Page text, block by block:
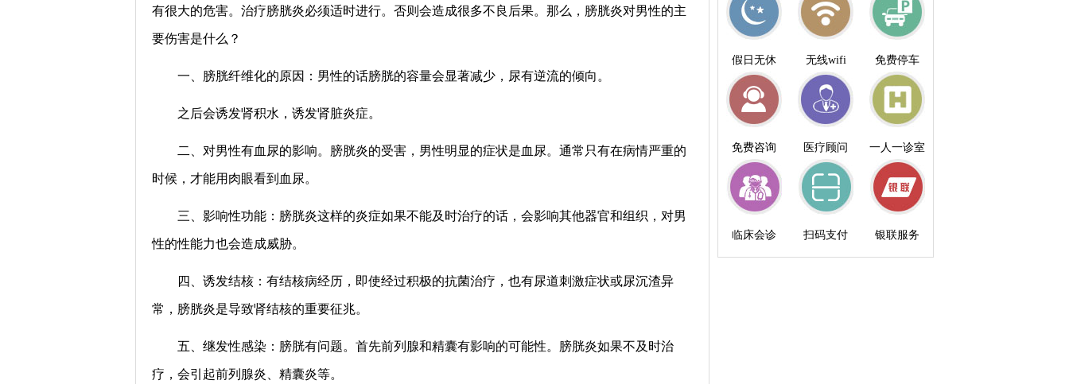
有很大的危害。治疗膀胱炎必须适时进行。否则会造成很多不良后果。那么，膀胱炎对男性的主
要伤害是什么？
一、膀胱纤维化的原因：男性的话膀胱的容量会显著减少，尿有逆流的倾向。
之后会诱发肾积水，诱发肾脏炎症。
二、对男性有血尿的影响。膀胱炎的受害，男性明显的症状是血尿。通常只有在病情严重的
时候，才能用肉眼看到血尿。
三、影响性功能：膀胱炎这样的炎症如果不能及时治疗的话，会影响其他器官和组织，对男
性的性能力也会造成威胁。
四、诱发结核：有结核病经历，即使经过积极的抗菌治疗，也有尿道刺激症状或尿沉渣异
常，膀胱炎是导致肾结核的重要征兆。
五、继发性感染：膀胱有问题。首先前列腺和精囊有影响的可能性。膀胱炎如果不及时治
疗，会引起前列腺炎、精囊炎等。
假日无休 无线wifi 免费停车
免费咨询 医疗顾问 一人一诊室
临床会诊 扫码支付 银联服务